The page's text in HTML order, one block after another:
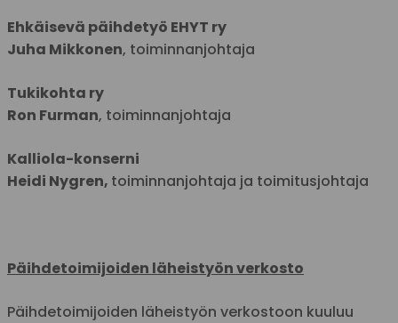
Ehkäisevä päihdetyö EHYT ry
Juha Mikkonen, toiminnanjohtaja
Tukikohta ry
Ron Furman, toiminnanjohtaja
Kalliola-konserni
Heidi Nygren, toiminnanjohtaja ja toimitusjohtaja
Päihdetoimijoiden läheistyön verkosto
Päihdetoimijoiden läheistyön verkostoon kuuluu